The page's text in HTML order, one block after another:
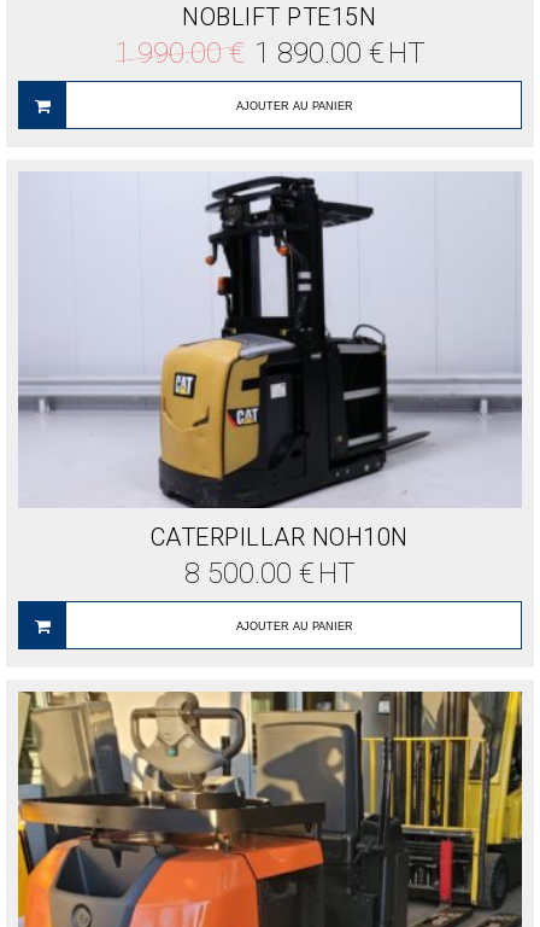
NOBLIFT PTE15N
1 990.00€
Le
prix
initial
était :
1
1 890.00 € Le
prix
actuel
1
HT
AJOUTER AU PANIER
CATERPILLAR NOH10N
8 500.00 € HT
AJOUTER AU PANIER